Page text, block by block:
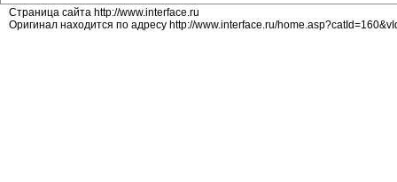
Страница сайта http://www.interface.ru
Оригинал находится по адресу http://www.interface.ru/